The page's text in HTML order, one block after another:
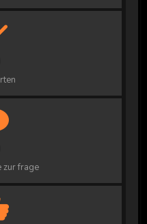
zur frage